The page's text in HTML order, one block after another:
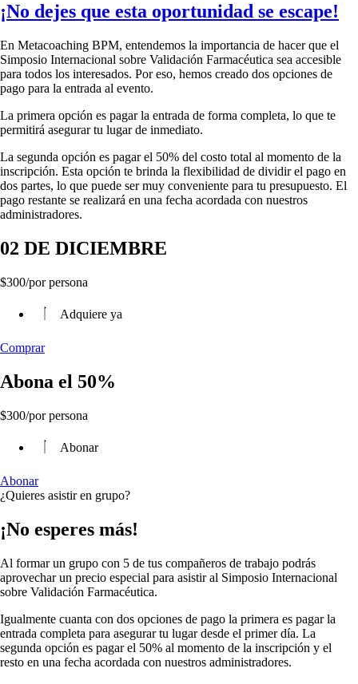
¡No dejes que esta oportunidad se escape!
En Metacoaching BPM, entendemos la importancia de hacer que el
Simposio Internacional sobre Validación Farmacéutica sea accesible
para todos los interesados. Por eso, hemos creado dos opciones de
pago para la entrada al evento.
La primera opción es pagar la entrada de forma completa, lo que te
permitirá asegurar tu lugar de inmediato.
La segunda opción es pagar el 50% del costo total al momento de la
inscripción. Esta opción te brinda la flexibilidad de dividir el pago en
dos partes, lo que puede ser muy conveniente para tu presupuesto. El
pago restante se realizará en una fecha acordada con nuestros
administradores.
02 DE DICIEMBRE
$300/por persona
Adquiere ya
Comprar
Abona el 50%
$300/por persona
Abonar
Abonar
¿Quieres asistir en grupo?
¡No esperes más!
Al formar un grupo con 5 de tus compañeros de trabajo podrás
aprovechar un precio especial para asistir al Simposio Internacional
sobre Validación Farmacéutica.
Igualmente cuanta con dos opciones de pago la primera es pagar la
entrada completa para asegurar tu lugar desde el primer día. La
segunda opción es pagar el 50% al momento de la inscripción y el
resto en una fecha acordada con nuestros administradores.